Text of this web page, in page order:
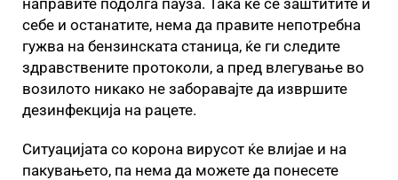
направите подолга пауза. Така ќе се заштитите и
себе и останатите, нема да правите непотребна
гужва на бензинската станица, ќе ги следите
здравствените протоколи, а пред влегување во
возилото никако не заборавајте да извршите
дезинфекција на рацете.
Ситуацијата со корона вирусот ќе влијае и на
пакувањето, па нема да можете да понесете